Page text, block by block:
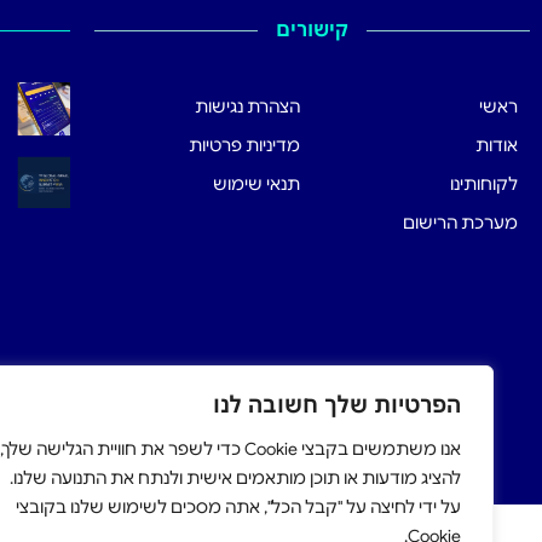
הפרטיות שלך חשובה לנו
אנו משתמשים בקבצי Cookie כדי לשפר את חוויית הגלישה שלך,
להציג מודעות או תוכן מותאמים אישית ולנתח את התנועה שלנו.
על ידי לחיצה על "קבל הכל", אתה מסכים לשימוש שלנו בקובצי
Cookie.
קישורים
ראשי
אודות
לקוחותינו
מערכת הרישום
הצהרת נגישות
מדיניות פרטיות
תנאי שימוש